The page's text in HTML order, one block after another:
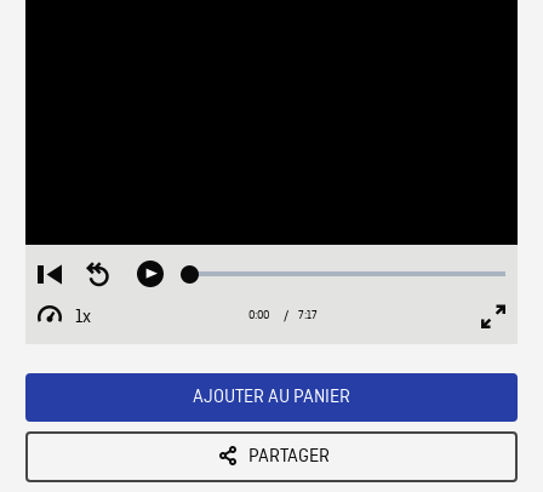
Restart
from
beginning
Seek
Play Loaded:
1x
Playback
Current
0:00 / Duration
7:17
AJOUTER AU PANIER
PARTAGER